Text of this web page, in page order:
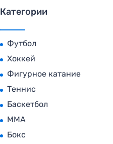
Категории
Футбол
Хоккей
Фигурное катание
Теннис
Баскетбол
MMA
Бокс